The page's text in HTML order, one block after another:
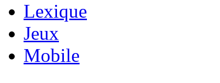
Lexique
Jeux
Mobile